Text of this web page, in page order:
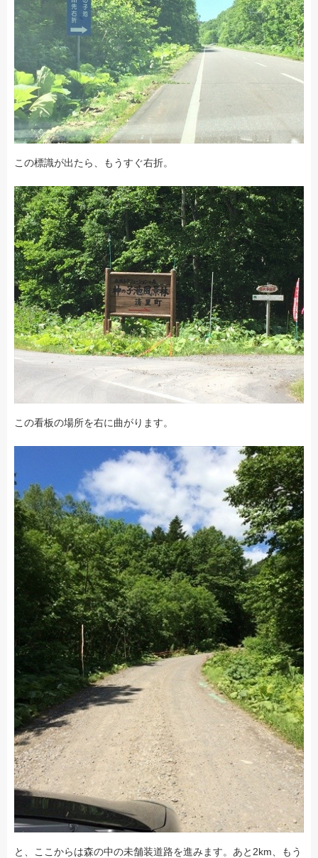
この標識が出たら、もうすぐ右折。
この看板の場所を右に曲がります。
と、ここからは森の中の未舗装道路を進みます。あと2km、もう